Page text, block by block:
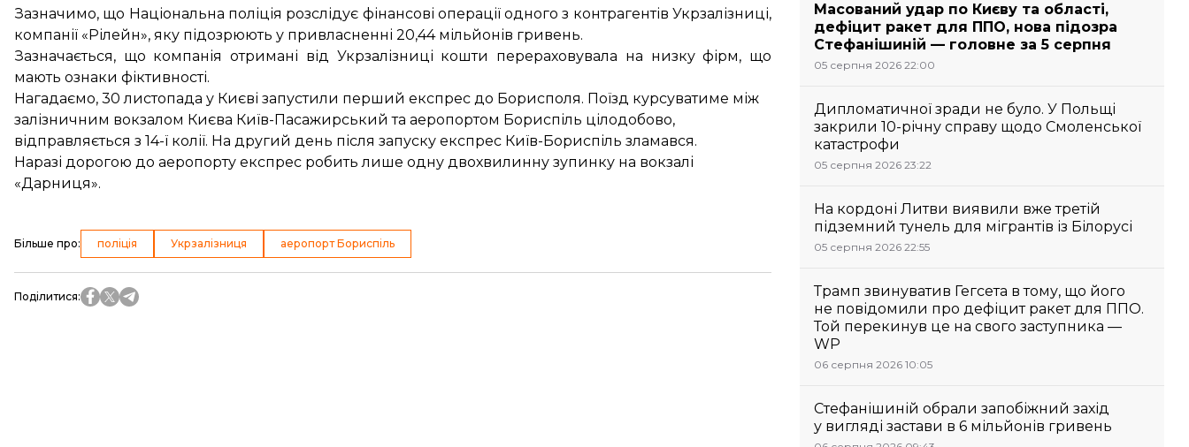
Зазначимо, що Національна поліція розслідує фінансові операції одного з контрагентів Укрзалізниці,
компанії «Рілейн», яку підозрюють у привласненні 20,44 мільйонів гривень.
Зазначається, що компанія отримані від Укрзалізниці кошти перераховувала на низку фірм, що
мають ознаки фіктивності.
Нагадаємо, 30 листопада у Києві запустили перший експрес до Борисполя. Поїзд курсуватиме між
залізничним вокзалом Києва Київ-Пасажирський та аеропортом Бориспіль цілодобово,
відправляється з 14-ї колії. На другий день після запуску експрес Київ-Бориспіль зламався.
Наразі дорогою до аеропорту експрес робить лише одну двохвилинну зупинку на вокзалі
«Дарниця».
Більше про: поліція Укрзалізниця аеропорт Бориспіль
Поділитися:
Масований удар по Києву та області,
дефіцит ракет для ППО, нова підозра
Стефанішиній — головне за 5 серпня
05 серпня 2026 22:00
Дипломатичної зради не було. У Польщі
закрили 10-річну справу щодо Смоленської
катастрофи
05 серпня 2026 23:22
На кордоні Литви виявили вже третій
підземний тунель для мігрантів із Білорусі
05 серпня 2026 22:55
Трамп звинуватив Гегсета в тому, що його
не повідомили про дефіцит ракет для ППО.
Той перекинув це на свого заступника —
WP
06 серпня 2026 10:05
Стефанішиній обрали запобіжний захід
у вигляді застави в 6 мільйонів гривень